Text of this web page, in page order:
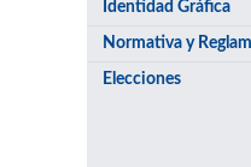
Identidad Gráfica
Normativa y
Elecciones